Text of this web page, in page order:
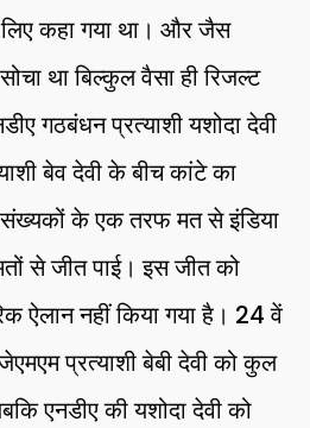
कहा गया था। और जैस
था बिल्कुल वैसा ही रिजल्ट
गठबंधन प्रत्याशी यशोदा देवी
बेव देवी के बीच कांटे का
के एक तरफ मत से इंडिया
से जीत पाई। इस जीत को
ऐलान नहीं किया गया है। 24 वें
प्रत्याशी बेबी देवी को कुल
एनडीए की यशोदा देवी को